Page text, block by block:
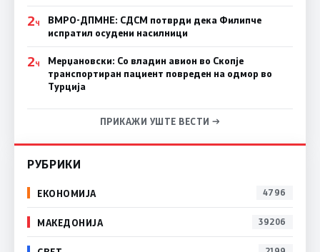
2Ч
ВМРО-ДПМНЕ: СДСM потврди дека Филипче
испратил осудени насилници
2Ч
Мерџановски: Со владин авион во Скопје
транспортиран пациент повреден на одмор во
Турција
ПРИКАЖИ УШТЕ ВЕСТИ →
РУБРИКИ
ЕКОНОМИЈА 4796
МАКЕДОНИЈА 39206